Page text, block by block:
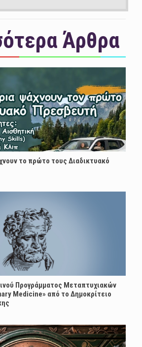
Άρθρα
το πρώτο τους Διαδικτυακό
Προγράμματος Μεταπτυχιακών
Medicine» από το Δημοκρίτειο